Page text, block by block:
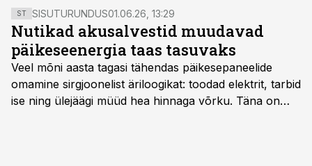
ST SISUTURUNDUS01.06.26, 13:29
Nutikad akusalvestid muudavad
päikeseenergia taas tasuvaks
Veel mõni aasta tagasi tähendas päikesepaneelide
omamine sirgjoonelist äriloogikat: toodad elektrit, tarbid
ise ning ülejäägi müüd hea hinnaga võrku. Täna on